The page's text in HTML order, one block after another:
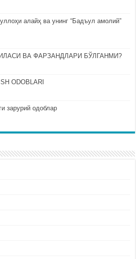
алайҳ ва унинг “Бадъул амолий”
ВА ФАРЗАНДЛАРИ БЎЛГАНМИ?
ODOBLARI
зарурий одоблар